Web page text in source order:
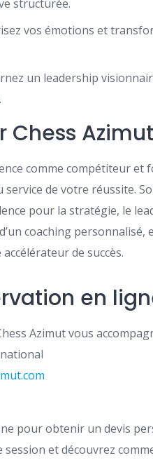
structurée.
vos émotions et
un leadership
Chess
comme compétiteur
de votre réussite.
pour la stratégie, le
coaching
de succès.
en
Azimut vous
pour obtenir un devis
et découvrez